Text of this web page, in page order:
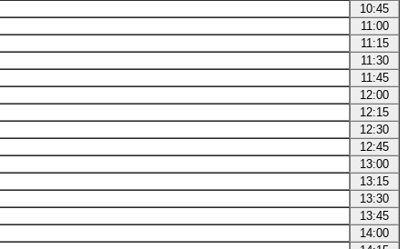
10:45
11:00
11:15
11:30
11:45
12:00
12:15
12:30
12:45
13:00
13:15
13:30
13:45
14:00